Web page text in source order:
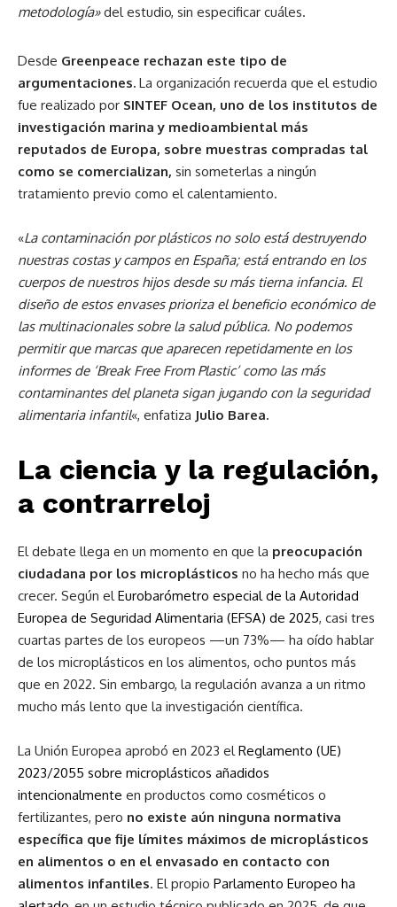
metodología»del estudio, sin especificar cuáles.
Desde Greenpeace rechazan este tipo de
argumentaciones. La organización recuerda que el estudio
fue realizado por SINTEF Ocean, uno de los institutos de
investigación marina y medioambiental más
reputados de Europa, sobre muestras compradas tal
como se comercializan, sin someterlas a ningún
tratamiento previo como el calentamiento.
«La contaminación por plásticos no solo está destruyendo
nuestras costas y campos en España; está entrando en los
cuerpos de nuestros hijos desde su más tierna infancia. El
diseño de estos envases prioriza el beneficio económico de
las multinacionales sobre la salud pública. No podemos
permitir que marcas que aparecen repetidamente en los
informes de ‘Break Free From Plastic’ como las más
contaminantes del planeta sigan jugando con la seguridad
alimentaria infantil«, enfatiza Julio Barea.
La ciencia y la regulación,
a contrarreloj
El debate llega en un momento en que la preocupación
ciudadana por los microplásticos no ha hecho más que
crecer. Según elEurobarómetro especial de la Autoridad
Europea de Seguridad Alimentaria (EFSA) de 2025, casi tres
cuartas partes de los europeos —un 73%— ha oído hablar
de los microplásticos en los alimentos, ocho puntos más
que en 2022. Sin embargo, la regulación avanza a un ritmo
mucho más lento que la investigación científica.
La Unión Europea aprobó en 2023 elReglamento (UE)
2023/2055 sobre microplásticos añadidos
intencionalmente en productos como cosméticos o
fertilizantes, pero no existe aún ninguna normativa
específica que fije límites máximos de microplásticos
en alimentos o en el envasado en contacto con
alimentos infantiles. El propio Parlamento Europeo ha